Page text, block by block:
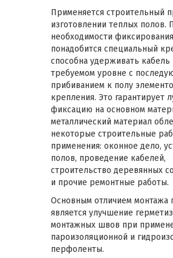
Применяется строительный
изготовлении теплых полов.
необходимости
понадобится специальный
способна удерживать кабель
требуемом уровне с
прибиванием к полу
крепления. Это гарантирует
фиксацию на основном
металлический материал
некоторые строительные
применения: оконное дело,
полов, проведение кабелей,
строительство деревянных
и прочие ремонтные работы.
Основным отличием монтажа
является улучшение
монтажных швов при
пароизоляционной и
перфоленты.